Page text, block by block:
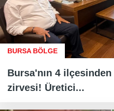
BURSA BÖLGE
Bursa'nın 4 ilçesinden
zirvesi! Üretici...